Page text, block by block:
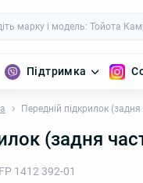
Підтримка
Передній підкрилок
(задня
FP 1412 392-01